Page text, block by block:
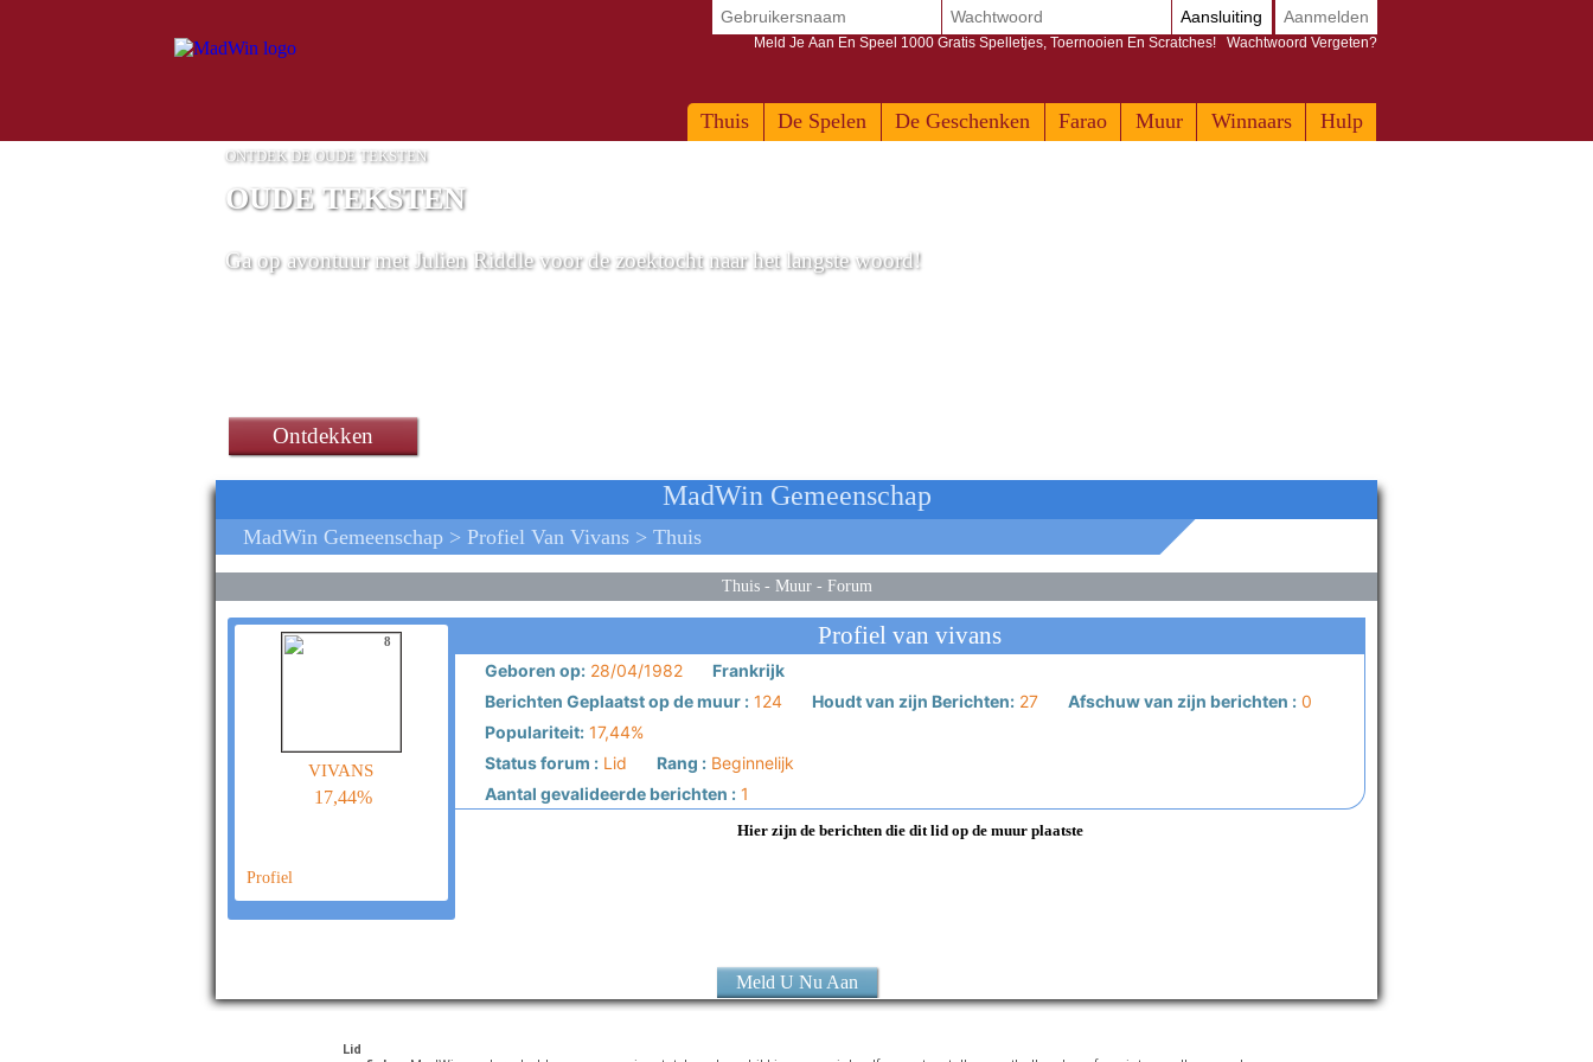
Thuis De Spelen De Geschenken Farao Muur Winnaars Hulp
Aansluiting Aanmelden
Meld Je Aan En Speel 1000 Gratis Spelletjes, Toernooien En Scratches! Wachtwoord Vergeten?
ONTDEK DE OUDE TEKSTEN
OUDE TEKSTEN
Ga op avontuur met Julien Riddle voor de zoektocht naar het langste woord!
Ontdekken
een Vtech Kidizoom klok
MadWin Gemeenschap
MadWin Gemeenschap > Profiel Van Vivans > Thuis
Thuis- Muur- Forum
8
vivans
17,44%
Profiel
Profiel van vivans
Geboren op:28/04/1982
Frankrijk
Berichten Geplaatst op de muur :124 Houdt van zijn Berichten:27 Afschuw van zijn berichten :0
Populariteit:17,44%
Status forum :Lid Rang :Beginnelijk
Aantal gevalideerde berichten :1
Hier zijn de berichten die dit lid op de muur plaatste
Meld U Nu Aan
Lid